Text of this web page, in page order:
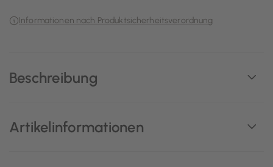
Beschreibung
Artikelinformationen
Informationen nach Produktsicherheitsverordnung